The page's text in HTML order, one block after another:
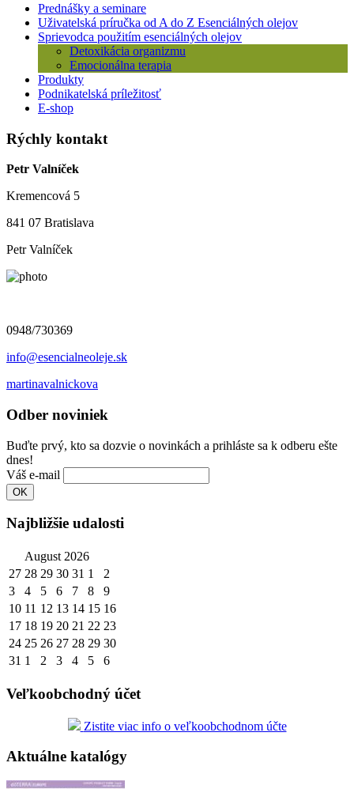
Prednášky a seminare
Uživatelská príručka od A do Z Esenciálných olejov
Sprievodca použitím esenciálných olejov
Detoxikácia organizmu
Emocionálna terapia
Produkty
Podnikatelská príležitosť
E-shop
Rýchly kontakt
Petr Valníček
Kremencová 5
841 07 Bratislava
Petr Valníček
0948/730369
info@esencialneoleje.sk
martinavalnickova
Odber noviniek
Buďte prvý, kto sa dozvie o novinkách a prihláste sa k odberu ešte
dnes!
Váš e-mail
Najbližšie udalosti
August 2026
27 28 29 30 31 1
2
3
4 5 6 7 8
9
10 11 12 13 14 15 16
17 18 19 20 21 22 23
24 25 26 27 28 29 30
31 1 2 3 4 5 6
Veľkoobchodný účet
Zistite viac info o veľkoobchodnom účte
Aktuálne katalógy